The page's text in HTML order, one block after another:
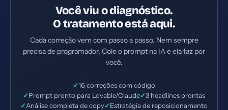
Você viu o diagnóstico.
O tratamento está aqui.
Cada correção vem com passo a passo. Nem sempre
precisa de programador. Cole o prompt na IA e ela faz por
você.
✓16 correções com código
✓Prompt pronto para Lovable/Claude✓3 headlines prontas
✓Análise completa de copy✓Estratégia de reposicionamento